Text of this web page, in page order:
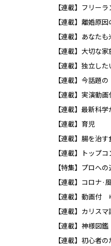
【連載】育児
【連載】腸を治
【特集】プロへの
【連載】動画付
【連載】神様図鑑
【連載】初心者